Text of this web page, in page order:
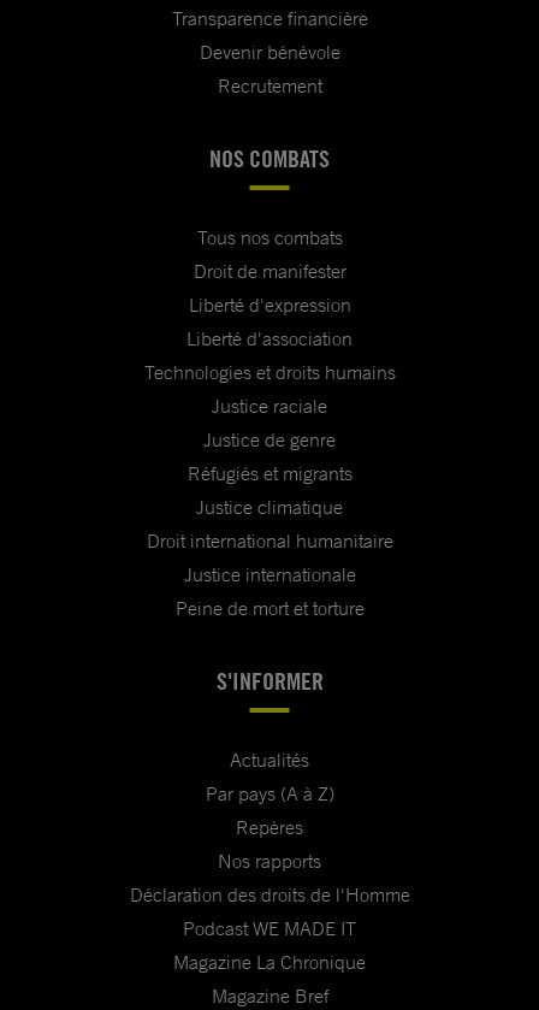
Transparence financière
Devenir bénévole
Recrutement
NOS COMBATS
Tous nos combats
Droit de manifester
Liberté d'expression
Liberté d'association
Technologies et droits humains
Justice raciale
Justice de genre
Réfugiés et migrants
Justice climatique
Droit international humanitaire
Justice internationale
Peine de mort et torture
S'INFORMER
Actualités
Par pays (A à Z)
Repères
Nos rapports
Déclaration des droits de l'Homme
Podcast WE MADE IT
Magazine La Chronique
Magazine Bref